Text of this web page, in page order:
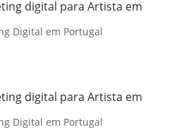
digital para Artista em
Digital em Portugal
digital para Artista em
Digital em Portugal